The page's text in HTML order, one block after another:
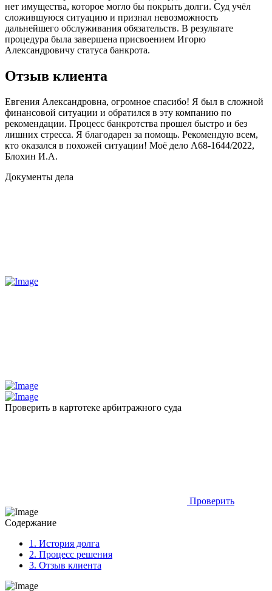
нет имущества, которое могло бы покрыть долги. Суд учёл
сложившуюся ситуацию и признал невозможность
дальнейшего обслуживания обязательств. В результате
процедура была завершена присвоением Игорю
Александровичу статуса банкрота.
Отзыв клиента
Евгения Александровна, огромное спасибо! Я был в сложной
финансовой ситуации и обратился в эту компанию по
рекомендации. Процесс банкротства прошел быстро и без
лишних стресса. Я благодарен за помощь. Рекомендую всем,
кто оказался в похожей ситуации! Моё дело А68-1644/2022,
Блохин И.А.
Документы дела
Проверить в картотеке арбитражного суда
Проверить
Содержание
1. История долга
2. Процесс решения
3. Отзыв клиента